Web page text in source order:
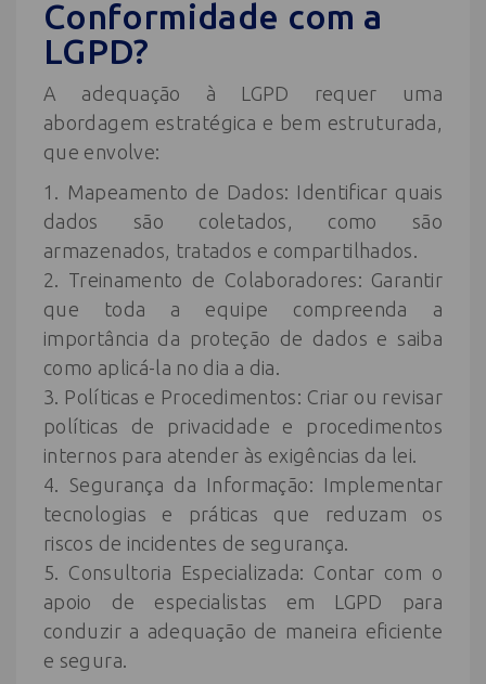
Conformidade com a
LGPD?
A adequação à LGPD requer uma
abordagem estratégica e bem estruturada,
que envolve:
1. Mapeamento de Dados: Identificar quais
dados são coletados, como são
armazenados, tratados e compartilhados.
2. Treinamento de Colaboradores: Garantir
que toda a equipe compreenda a
importância da proteção de dados e saiba
como aplicá-la no dia a dia.
3. Políticas e Procedimentos: Criar ou revisar
políticas de privacidade e procedimentos
internos para atender às exigências da lei.
4. Segurança da Informação: Implementar
tecnologias e práticas que reduzam os
riscos de incidentes de segurança.
5. Consultoria Especializada: Contar com o
apoio de especialistas em LGPD para
conduzir a adequação de maneira eficiente
e segura.